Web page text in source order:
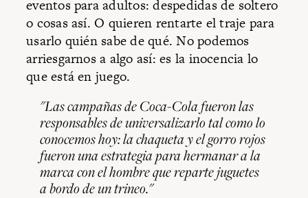
eventos para adultos: despedidas de soltero
o cosas así. O quieren rentarte el traje para
usarlo quién sabe de qué. No podemos
arriesgarnos a algo así: es la inocencia lo
que está en juego.
"Las campañas de Coca-Cola fueron las
responsables de universalizarlo tal como lo
conocemos hoy: la chaqueta y el gorro rojos
fueron una estrategia para hermanar a la
marca con el hombre que reparte juguetes
a bordo de un trineo."